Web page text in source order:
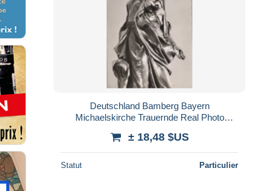
Deutschland Bamberg Bayern
Michaelskirche Trauernde Real Photo
± 18,48 $US
Statut Particulier